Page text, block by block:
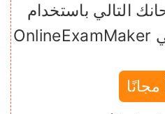
التالي باستخدام